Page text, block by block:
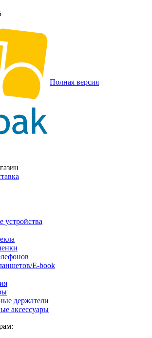
Полная версия
устройства
E-book
держатели
аксессуары